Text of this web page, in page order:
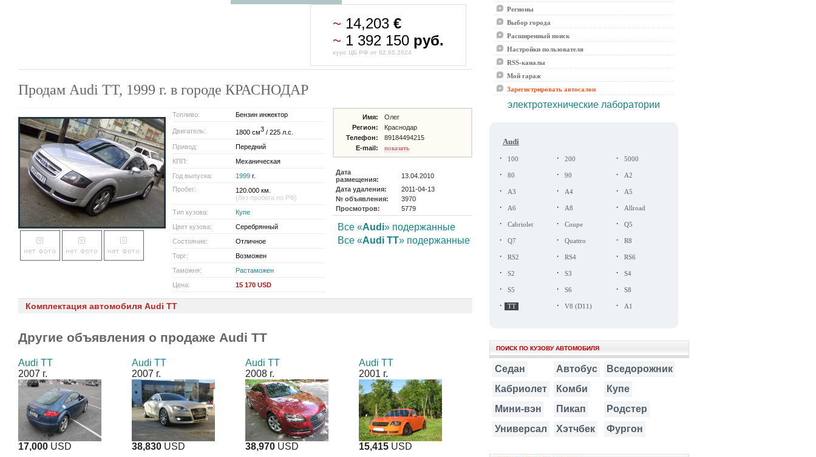
~ 14,203€
~ 1 392 150 руб.
курс ЦБ РФ от 02.05.2024
Продам Audi TT, 1999 г. в городе КРАСНОДАР
Топливо: Бензин инжектор
Двигатель: 1800 см3 / 225 л.с.
Привод:
Передний
КПП:
Механическая
Год выпуска:
1999 г.
Пробег:
120.000 км.
(без пробега по РФ)
Тип кузова:
Купе
Цвет кузова:
Серебрянный
Состояние:
Отличное
Торг:
Возможен
Таможня:
Растаможен
Цена:
15 170 USD
Имя:
Олег
Регион:
Краснодар
Телефон:
89184494215
E-mail:
показать
Дата
размещения:
13.04.2010
Дата удаления:
2011-04-13
№ объявления:
3970
Просмотров:
5779
Все «Audi» подержанные
Все «Audi TT» подержанные
Комплектация автомобиля Audi TT
Другие объявления о продаже Audi TT
Audi TT
2007 г.
17,000 USD
Audi TT
2007 г.
38,830 USD
Audi TT
2008 г.
38,970 USD
Audi TT
2001 г.
15,415 USD
Регионы
Выбор города
Расширенный поиск
Настройки пользователя
RSS-каналы
Мой гараж
Зарегистрировать автосалон
электротехнические лаборатории
Audi
· 100 · 200 · 5000
· 80 · 90 · A2
· A3 · A4 · A5
· A6 · A8 · Allroad
· Cabriolet · Coupe · Q5
· Q7 · Quattro · R8
· RS2 · RS4 · RS6
· S2 · S3 · S4
· S5 · S6 · S8
· TT · V8 (D11) · A1
ПОИСК ПО КУЗОВУ АВТОМОБИЛЯ
Седан Автобус
Вседорожник
Кабриолет
Комби
Купе
Мини-вэн
Пикап
Родстер
Универсал
Хэтчбек Фургон